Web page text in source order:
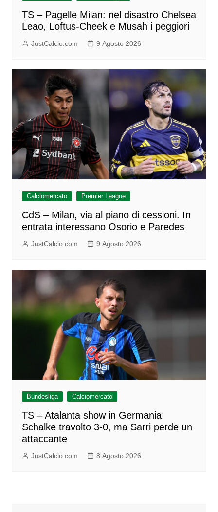
TS – Pagelle Milan: nel disastro Chelsea
Leao, Loftus-Cheek e Musah i peggiori
JustCalcio.com 9 Agosto 2026
Calciomercato Premier League
CdS – Milan, via al piano di cessioni. In
entrata interessano Osorio e Paredes
JustCalcio.com 9 Agosto 2026
Bundesliga Calciomercato
TS – Atalanta show in Germania:
Schalke travolto 3-0, ma Sarri perde un
attaccante
JustCalcio.com 8 Agosto 2026